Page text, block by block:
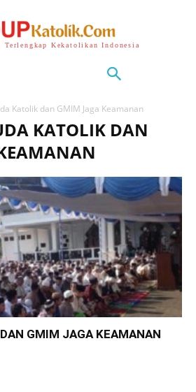
Terlengkap Kekatolikan Indonesia
Katolik dan GMIM Jaga Keamanan
KATOLIK DAN
GMIM JAGA KEAMANAN